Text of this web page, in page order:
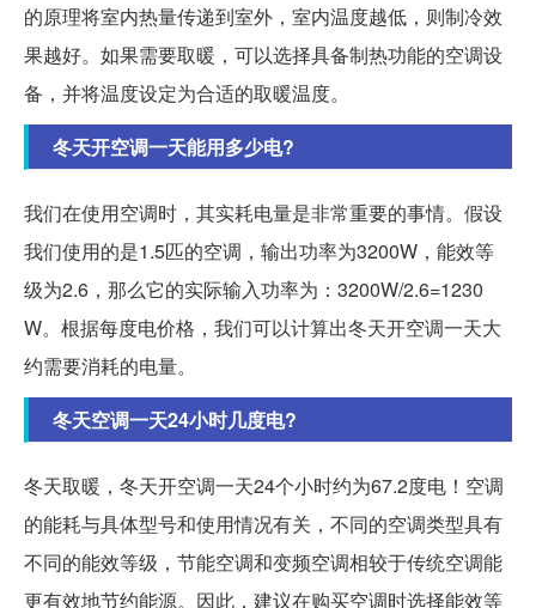
的原理将室内热量传递到室外，室内温度越低，则制冷效
果越好。如果需要取暖，可以选择具备制热功能的空调设
备，并将温度设定为合适的取暖温度。
冬天开空调一天能用多少电?
我们在使用空调时，其实耗电量是非常重要的事情。假设
我们使用的是1.5匹的空调，输出功率为3200W，能效等
级为2.6，那么它的实际输入功率为：3200W/2.6=1230
W。根据每度电价格，我们可以计算出冬天开空调一天大
约需要消耗的电量。
冬天空调一天24小时几度电?
冬天取暖，冬天开空调一天24个小时约为67.2度电！空调
的能耗与具体型号和使用情况有关，不同的空调类型具有
不同的能效等级，节能空调和变频空调相较于传统空调能
更有效地节约能源。因此，建议在购买空调时选择能效等